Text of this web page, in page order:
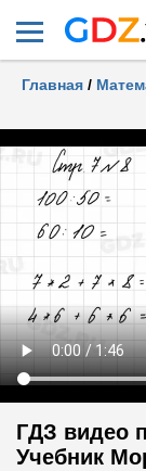
Главная /
ГДЗ видео
Учебник